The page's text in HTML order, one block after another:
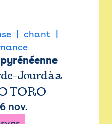
chant
Jourdàa
TORO
nov.